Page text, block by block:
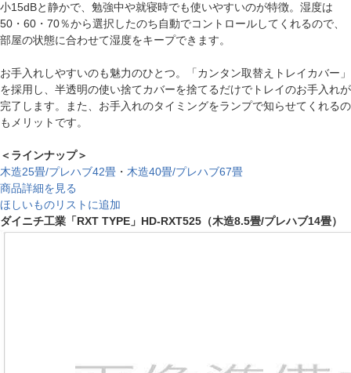
小15dBと静かで、勉強中や就寝時でも使いやすいのが特徴。湿度は
50・60・70％から選択したのち自動でコントロールしてくれるので、
部屋の状態に合わせて湿度をキープできます。
お手入れしやすいのも魅力のひとつ。「カンタン取替えトレイカバー」
を採用し、半透明の使い捨てカバーを捨てるだけでトレイのお手入れが
完了します。また、お手入れのタイミングをランプで知らせてくれるの
もメリットです。
＜ラインナップ＞
木造25畳/プレハブ42畳 ・ 木造40畳/プレハブ67畳
商品詳細を見る
ほしいものリストに追加
ダイニチ工業「RXT TYPE」HD-RXT525（木造8.5畳/プレハブ14畳）